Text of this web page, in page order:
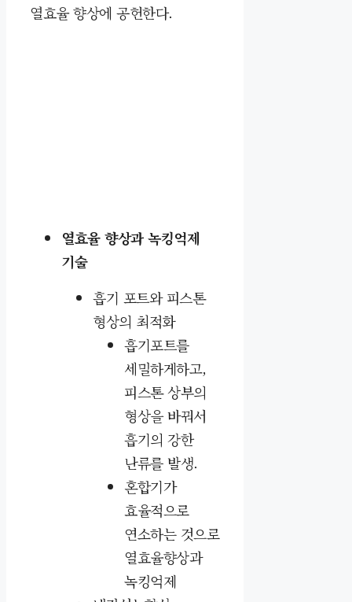
열효율 향상에 공헌한다.
열효율 향상과 녹킹억제
기술
흡기 포트와 피스톤
형상의 최적화
흡기포트를
세밀하게하고,
피스톤 상부의
형상을 바꿔서
흡기의 강한
난류를 발생.
혼합기가
효율적으로
연소하는 것으로
열효율향상과
녹킹억제